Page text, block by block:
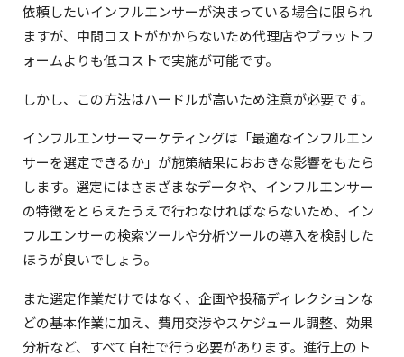
依頼したいインフルエンサーが決まっている場合に限られ
ますが、中間コストがかからないため代理店やプラットフ
ォームよりも低コストで実施が可能です。
しかし、この方法はハードルが高いため注意が必要です。
インフルエンサーマーケティングは「最適なインフルエン
サーを選定できるか」が施策結果におおきな影響をもたら
します。選定にはさまざまなデータや、インフルエンサー
の特徴をとらえたうえで行わなければならないため、イン
フルエンサーの検索ツールや分析ツールの導入を検討した
ほうが良いでしょう。
また選定作業だけではなく、企画や投稿ディレクションな
どの基本作業に加え、費用交渉やスケジュール調整、効果
分析など、すべて自社で行う必要があります。進行上のト